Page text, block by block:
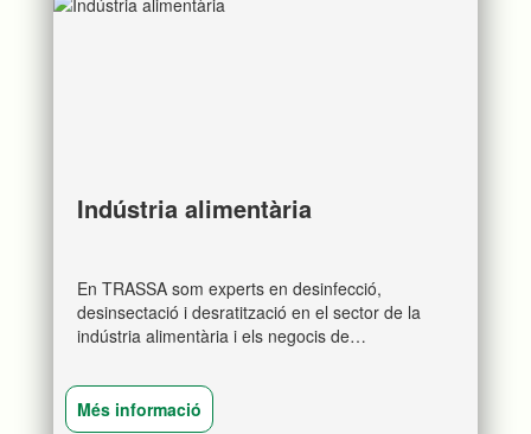
Indústria alimentària
En TRASSA som experts en desinfecció,
desinsectació i desratització en el sector de la
indústria alimentària i els negocis de
establim plans de control de plagues.
Més informació